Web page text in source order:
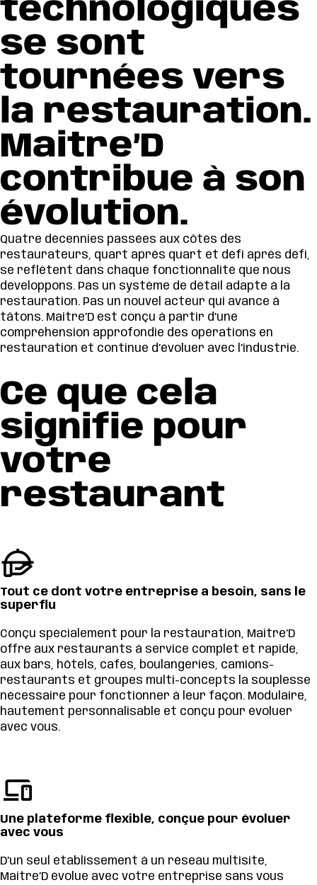
technologiques
se sont
tournées vers
la restauration.
Maitre’D
contribue à son
évolution.
Quatre décennies passées aux côtés des
restaurateurs, quart après quart et défi après défi,
se reflètent dans chaque fonctionnalité que nous
développons. Pas un système de détail adapté à la
restauration. Pas un nouvel acteur qui avance à
tâtons. Maitre’D est conçu à partir d’une
compréhension approfondie des opérations en
restauration et continue d’évoluer avec l’industrie.
Ce que cela
signifie pour
votre
restaurant
Tout ce dont votre entreprise a besoin, sans le
superflu
Conçu spécialement pour la restauration, Maitre’D
offre aux restaurants à service complet et rapide,
aux bars, hôtels, cafés, boulangeries, camions-
restaurants et groupes multi-concepts la souplesse
nécessaire pour fonctionner à leur façon. Modulaire,
hautement personnalisable et conçu pour évoluer
avec vous.
Une plateforme flexible, conçue pour évoluer
avec vous
D’un seul établissement à un réseau multisite,
Maitre’D évolue avec votre entreprise sans vous